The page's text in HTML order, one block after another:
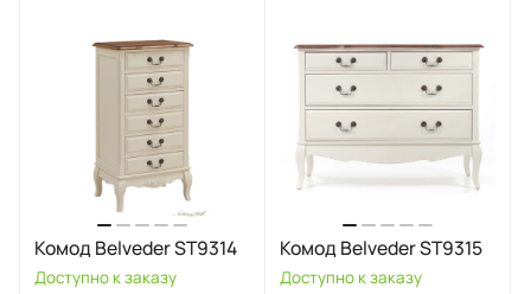
Комод Belveder ST9314
Доступно к заказу
Комод Belveder ST9315
Доступно к заказу